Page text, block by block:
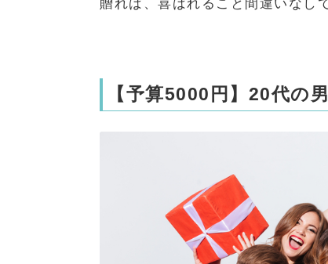
【予算5000円】20代の